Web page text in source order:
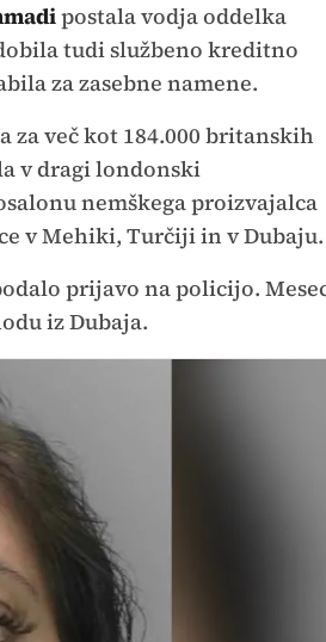
postala vodja oddelka
tudi službeno kreditno
za zasebne namene.
za več kot 184.000 britanskih
v dragi londonski
nemškega proizvajalca
v Mehiki, Turčiji in v Dubaju.
prijavo na policijo.
iz Dubaja.